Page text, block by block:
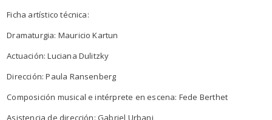
Ficha artístico técnica:
Dramaturgia: Mauricio Kartun
Actuación: Luciana Dulitzky
Dirección: Paula Ransenberg
Composición musical e intérprete en escena: Fede Berthet
Asistencia de dirección: Gabriel Urbani